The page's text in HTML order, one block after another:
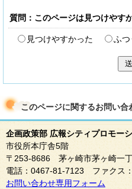
質問：このページは見つけやす
見つけやすかった ふつ
このページに関するお問い合
企画政策部 広報シティプロモー
市役所本庁舎5階
〒253-8686 茅ヶ崎市茅ヶ崎一
電話：0467-81-7123 ファクス
お問い合わせ専用フォーム